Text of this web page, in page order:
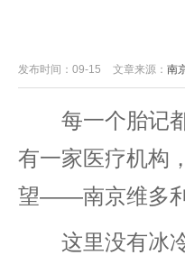
发布时间：09-15 文章来源： 南
每一个胎记都
有一家医疗机构
望——南京维多
这里没有冰冷